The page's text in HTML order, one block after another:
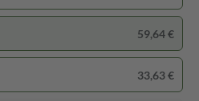
59,64 €
33,63 €